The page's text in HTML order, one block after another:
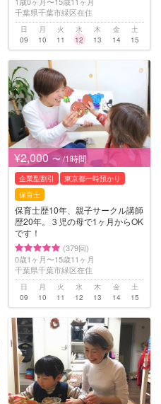
千葉県千葉市緑区在住
日
09
月
10
火
11
水
12
木
13
金
14
土
15
¥2,000 〜 /1時間
企業型割引
東京都一時預かり
保育士
保育士歴10年、親子サークル講師
歴20年。３児の母で1ヶ月からOK
です！
(379回)
0歳1ヶ月〜15歳11ヶ月
千葉県千葉市緑区在住
日
09
月
10
火
11
水
12
木
13
金
14
土
15